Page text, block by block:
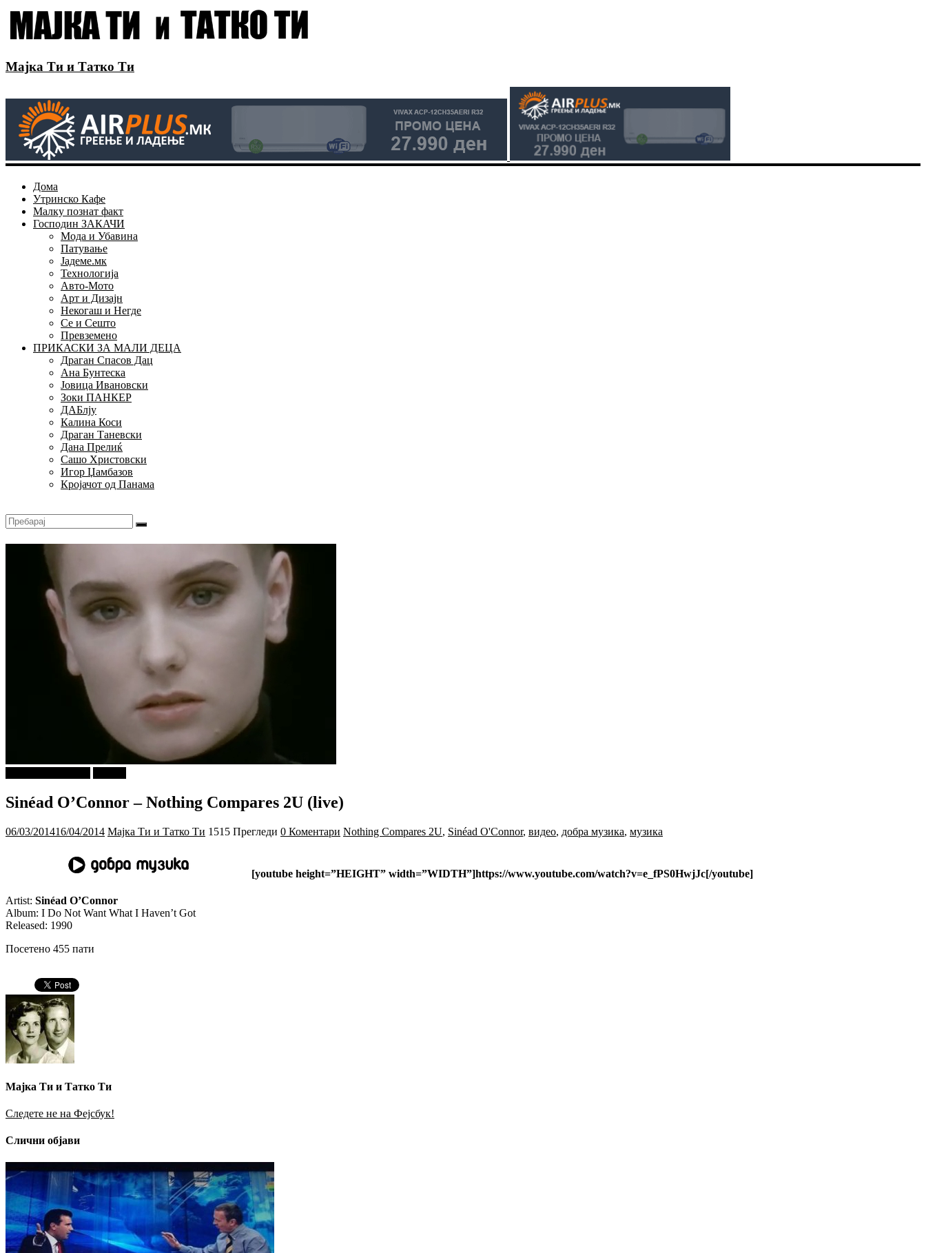
Мајка Ти и Татко Ти
Дома
Утринско Кафе
Малку познат факт
Господин ЗАКАЧИ
Мода и Убавина
Патување
Јадеме.мк
Технологија
Авто-Мото
Арт и Дизајн
Некогаш и Негде
Се и Сешто
Превземено
ПРИКАСКИ ЗА МАЛИ ДЕЦА
Драган Спасов Дац
Ана Бунтеска
Јовица Ивановски
Зоки ПАНКЕР
ДАБлју
Калина Коси
Драган Таневски
Дана Прелиќ
Сашо Христовски
Игор Џамбазов
Кројачот од Панама
Sinéad O’Connor – Nothing Compares 2U (live)
06/03/201416/04/2014 Мајка Ти и Татко Ти 1515 Прегледи 0 Коментари Nothing Compares 2U, Sinéad O'Connor, видео, добра музика, музика
[youtube height=”HEIGHT” width=”WIDTH”]https://www.youtube.com/watch?v=e_fPS0HwjJc[/youtube]
Artist: Sinéad O’Connor
Album: I Do Not Want What I Haven’t Got
Released: 1990
Посетено 455 пати
Мајка Ти и Татко Ти
Следете не на Фејсбук!
Слични објави